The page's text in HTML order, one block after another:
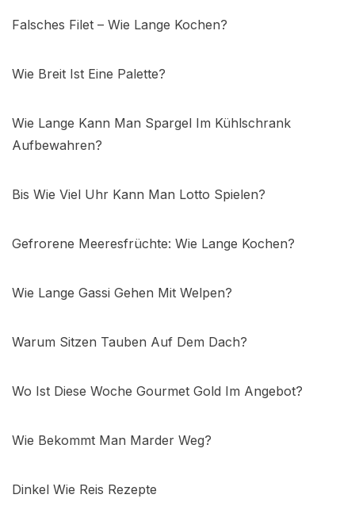
Falsches Filet – Wie Lange Kochen?
Wie Breit Ist Eine Palette?
Wie Lange Kann Man Spargel Im Kühlschrank
Aufbewahren?
Bis Wie Viel Uhr Kann Man Lotto Spielen?
Gefrorene Meeresfrüchte: Wie Lange Kochen?
Wie Lange Gassi Gehen Mit Welpen?
Warum Sitzen Tauben Auf Dem Dach?
Wo Ist Diese Woche Gourmet Gold Im Angebot?
Wie Bekommt Man Marder Weg?
Dinkel Wie Reis Rezepte